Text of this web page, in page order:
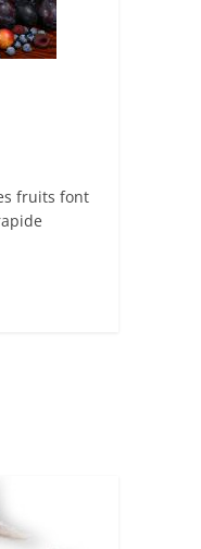
fruits font